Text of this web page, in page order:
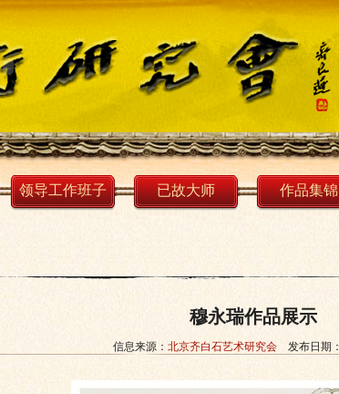
领导工作班子 已故大师 作品集锦
穆永瑞作品展示
信息来源： 北京齐白石艺术研究会 发布日期：